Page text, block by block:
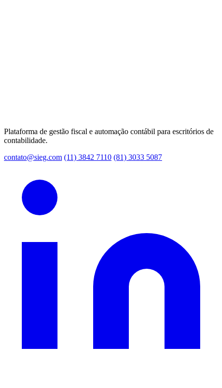
Plataforma de gestão fiscal e automação contábil para escritórios de
contabilidade.
contato@sieg.com (11) 3842 7110 (81) 3033 5087